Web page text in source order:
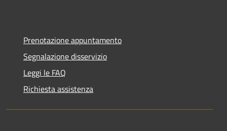
Prenotazione appuntamento
Segnalazione disservizio
Leggi le FAQ
Richiesta assistenza